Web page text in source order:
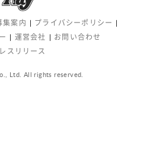
集案内
プライバシーポリシー
運営会社
お問い合わせ
スリリース
Ltd. All rights reserved.